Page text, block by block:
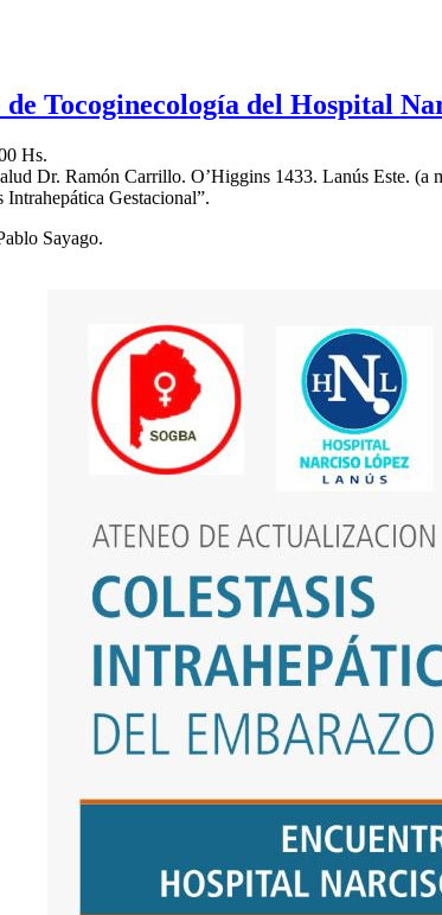
Tocoginecología del Hospital
Hs.
Dr. Ramón Carrillo. O’Higgins 1433. Lanús Este. (a
Gestacional”.
Sayago.